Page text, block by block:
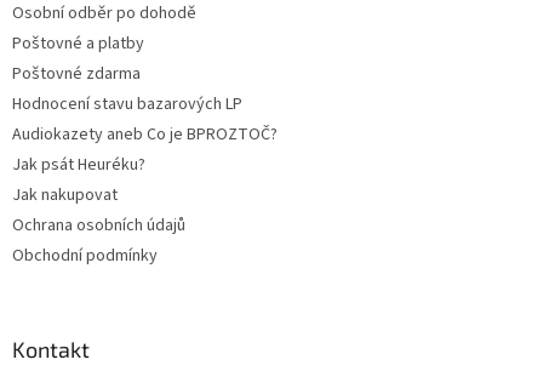
Osobní odběr po dohodě
Poštovné a platby
Poštovné zdarma
Hodnocení stavu bazarových LP
Audiokazety aneb Co je BPROZTOČ?
Jak psát Heuréku?
Jak nakupovat
Ochrana osobních údajů
Obchodní podmínky
Kontakt